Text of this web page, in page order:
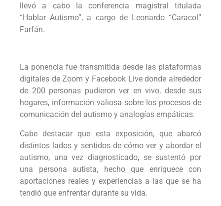
llevó a cabo la conferencia magistral titulada
“Hablar Autismo”, a cargo de Leonardo “Caracol”
Farfán.
La ponencia fue transmitida desde las plataformas
digitales de Zoom y Facebook Live donde alrededor
de 200 personas pudieron ver en vivo, desde sus
hogares, información valiosa sobre los procesos de
comunicación del autismo y analogías empáticas.
Cabe destacar que esta exposición, que abarcó
distintos lados y sentidos de cómo ver y abordar el
autismo, una vez diagnosticado, se sustentó por
una persona autista, hecho que enriquece con
aportaciones reales y experiencias a las que se ha
tendió que enfrentar durante su vida.